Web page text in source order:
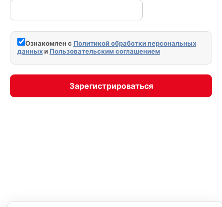
Ознакомлен с Политикой обработки персональных
данныхи Пользовательским соглашением